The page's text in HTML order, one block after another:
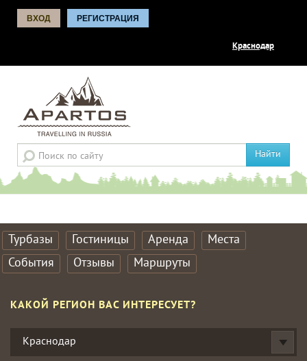
ВХОД РЕГИСТРАЦИЯ
Краснодар
Найти
Турбазы Гостиницы Аренда
Места
События
Отзывы Маршруты
КАКОЙ РЕГИОН ВАС ИНТЕРЕСУЕТ?
Краснодар